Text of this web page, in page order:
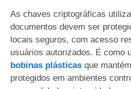
As chaves criptográficas
documentos devem ser
locais seguros, com acesso
usuários autorizados. É como
bobinas plásticas que
protegidos em ambientes